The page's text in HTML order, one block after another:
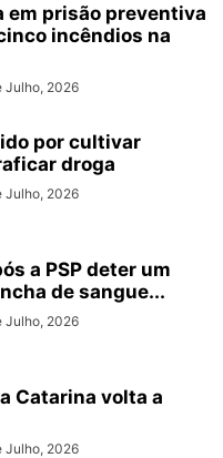
em prisão preventiva
incêndios na
Julho, 2026
por cultivar
droga
Julho, 2026
a PSP deter um
de sangue...
Julho, 2026
Catarina volta a
Julho, 2026